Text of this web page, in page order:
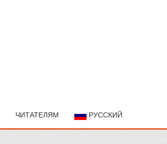
ЧИТАТЕЛЯМ РУССКИЙ